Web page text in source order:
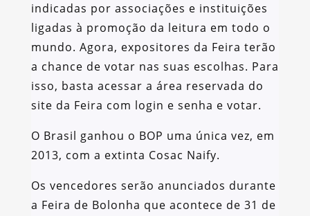
indicadas por associações e instituições
ligadas à promoção da leitura em todo o
mundo. Agora, expositores da Feira terão
a chance de votar nas suas escolhas. Para
isso, basta acessar a área reservada do
site da Feira com login e senha e votar.
O Brasil ganhou o BOP uma única vez, em
2013, com a extinta Cosac Naify.
Os vencedores serão anunciados durante
a Feira de Bolonha que acontece de 31 de